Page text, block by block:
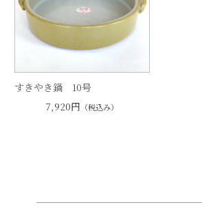
すきやき鍋 10号
7,920円 （税込み）